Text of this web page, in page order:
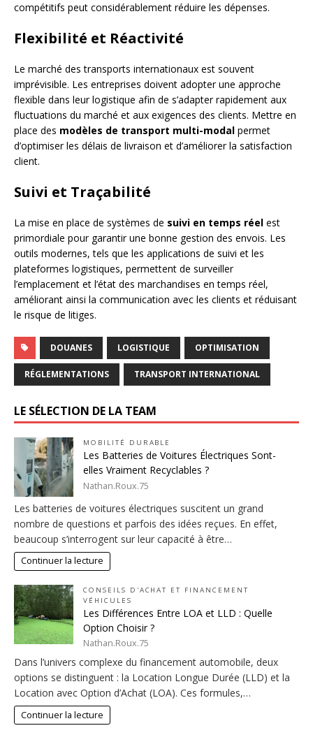
compétitifs peut considérablement réduire les dépenses.
Flexibilité et Réactivité
Le marché des transports internationaux est souvent
imprévisible. Les entreprises doivent adopter une approche
flexible dans leur logistique afin de s’adapter rapidement aux
fluctuations du marché et aux exigences des clients. Mettre en
place des modèles de transport multi-modal permet
d’optimiser les délais de livraison et d’améliorer la satisfaction
client.
Suivi et Traçabilité
La mise en place de systèmes de suivi en temps réel est
primordiale pour garantir une bonne gestion des envois. Les
outils modernes, tels que les applications de suivi et les
plateformes logistiques, permettent de surveiller
l’emplacement et l’état des marchandises en temps réel,
améliorant ainsi la communication avec les clients et réduisant
le risque de litiges.
DOUANES LOGISTIQUE OPTIMISATION
RÉGLEMENTATIONS TRANSPORT INTERNATIONAL
LE SÉLECTION DE LA TEAM
MOBILITÉ DURABLE
Les Batteries de Voitures Électriques Sont-
elles Vraiment Recyclables ?
Nathan.Roux.75
Les batteries de voitures électriques suscitent un grand
nombre de questions et parfois des idées reçues. En effet,
beaucoup s’interrogent sur leur capacité à être…
Continuer la lecture
CONSEILS D'ACHAT ET FINANCEMENT
VÉHICULES
Les Différences Entre LOA et LLD : Quelle
Option Choisir ?
Nathan.Roux.75
Dans l’univers complexe du financement automobile, deux
options se distinguent : la Location Longue Durée (LLD) et la
Location avec Option d’Achat (LOA). Ces formules,…
Continuer la lecture